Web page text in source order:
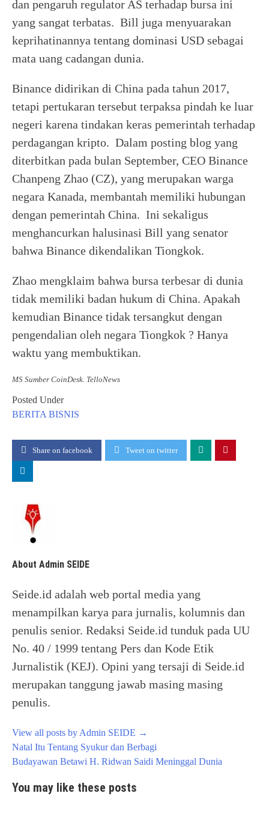
dan pengaruh regulator AS terhadap bursa ini
yang sangat terbatas. Bill juga menyuarakan
keprihatinannya tentang dominasi USD sebagai
mata uang cadangan dunia.
Binance didirikan di China pada tahun 2017,
tetapi pertukaran tersebut terpaksa pindah ke luar
negeri karena tindakan keras pemerintah terhadap
perdagangan kripto. Dalam posting blog yang
diterbitkan pada bulan September, CEO Binance
Chanpeng Zhao (CZ), yang merupakan warga
negara Kanada, membantah memiliki hubungan
dengan pemerintah China. Ini sekaligus
menghancurkan halusinasi Bill yang senator
bahwa Binance dikendalikan Tiongkok.
Zhao mengklaim bahwa bursa terbesar di dunia
tidak memiliki badan hukum di China. Apakah
kemudian Binance tidak tersangkut dengan
pengendalian oleh negara Tiongkok ? Hanya
waktu yang membuktikan.
MS Sumber CoinDesk. TelloNews
Posted Under
BERITA BISNIS
Share on facebook Tweet on twitter
About Admin SEIDE
Seide.id adalah web portal media yang
menampilkan karya para jurnalis, kolumnis dan
penulis senior. Redaksi Seide.id tunduk pada UU
No. 40 / 1999 tentang Pers dan Kode Etik
Jurnalistik (KEJ). Opini yang tersaji di Seide.id
merupakan tanggung jawab masing masing
penulis.
View all posts by Admin SEIDE →
Post
navigation
Natal Itu Tentang Syukur dan Berbagi
Budayawan Betawi H. Ridwan Saidi Meninggal Dunia
You may like these posts